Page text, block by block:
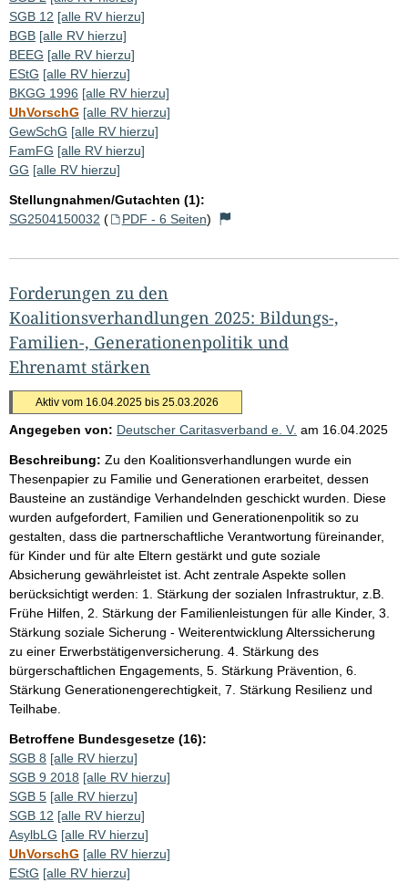
SGB 12 [alle RV hierzu]
BGB [alle RV hierzu]
BEEG [alle RV hierzu]
EStG [alle RV hierzu]
BKGG 1996 [alle RV hierzu]
UhVorschG [alle RV hierzu]
GewSchG [alle RV hierzu]
FamFG [alle RV hierzu]
GG [alle RV hierzu]
Stellungnahmen/Gutachten (1):
SG2504150032 ( PDF - 6 Seiten)
Forderungen zu den
Koalitionsverhandlungen 2025: Bildungs-,
Familien-, Generationenpolitik und
Ehrenamt stärken
Aktiv vom 16.04.2025 bis 25.03.2026
Angegeben von: Deutscher Caritasverband e. V. am 16.04.2025
Beschreibung: Zu den Koalitionsverhandlungen wurde ein
Thesenpapier zu Familie und Generationen erarbeitet, dessen
Bausteine an zuständige Verhandelnden geschickt wurden. Diese
wurden aufgefordert, Familien und Generationenpolitik so zu
gestalten, dass die partnerschaftliche Verantwortung füreinander,
für Kinder und für alte Eltern gestärkt und gute soziale
Absicherung gewährleistet ist. Acht zentrale Aspekte sollen
berücksichtigt werden: 1. Stärkung der sozialen Infrastruktur, z.B.
Frühe Hilfen, 2. Stärkung der Familienleistungen für alle Kinder, 3.
Stärkung soziale Sicherung - Weiterentwicklung Alterssicherung
zu einer Erwerbstätigenversicherung. 4. Stärkung des
bürgerschaftlichen Engagements, 5. Stärkung Prävention, 6.
Stärkung Generationengerechtigkeit, 7. Stärkung Resilienz und
Teilhabe.
Betroffene Bundesgesetze (16):
SGB 8 [alle RV hierzu]
SGB 9 2018 [alle RV hierzu]
SGB 5 [alle RV hierzu]
SGB 12 [alle RV hierzu]
AsylbLG [alle RV hierzu]
UhVorschG [alle RV hierzu]
EStG [alle RV hierzu]